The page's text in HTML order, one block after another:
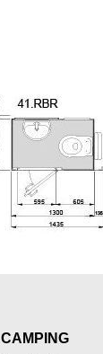
CAMPING